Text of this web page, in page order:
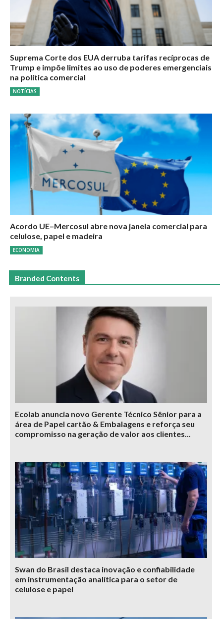
Suprema Corte dos EUA derruba tarifas recíprocas de
Trump e impõe limites ao uso de poderes emergenciais
na política comercial
NOTÍCIAS
Acordo UE–Mercosul abre nova janela comercial para
celulose, papel e madeira
ECONOMIA
Branded Contents
Ecolab anuncia novo Gerente Técnico Sênior para a
área de Papel cartão & Embalagens e reforça seu
compromisso na geração de valor aos clientes...
Swan do Brasil destaca inovação e confiabilidade
em instrumentação analítica para o setor de
celulose e papel